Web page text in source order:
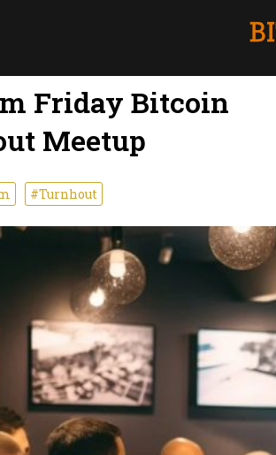
Friday Bitcoin
Meetup
#Turnhout